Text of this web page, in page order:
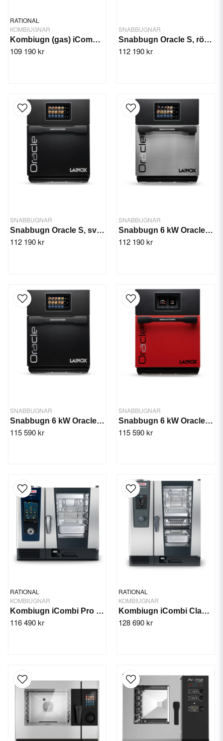
RATIONAL
KOMBIUGNAR
Kombiugn (gas) iCombi Classic 6-1/1
109 190 kr
SNABBUGNAR
Snabbugn Oracle S, röd ORACRS
112 190 kr
SNABBUGNAR
Snabbugn Oracle S, svart ORACBS
112 190 kr
SNABBUGNAR
Snabbugn 6 kW Oracle ORACGB
112 190 kr
SNABBUGNAR
Snabbugn 6 kW Oracle Svart
115 590 kr
SNABBUGNAR
Snabbugn 6 kW Oracle Röd
115 590 kr
RATIONAL
KOMBIUGNAR
Kombiugn iCombi Pro 6-1/1
116 490 kr
RATIONAL
KOMBIUGNAR
Kombiugn iCombi Classic 10-1/1
128 690 kr